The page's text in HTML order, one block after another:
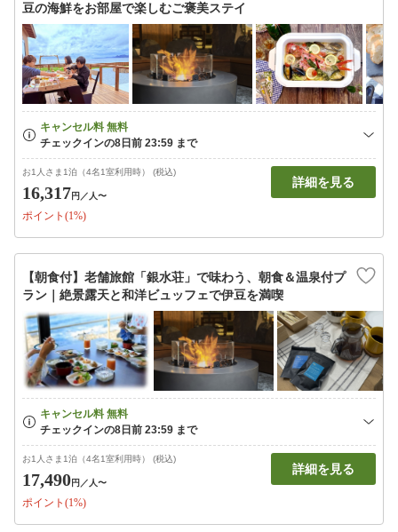
豆の海鮮をお部屋で楽しむご褒美ステイ
お1人さま1泊（4名1室利用時） (税込)
16,317円 ／人〜
ポイント(1%)
詳細を見る
【朝食付】老舗旅館「銀水荘」で味わう、朝食＆温泉付プ
ラン｜絶景露天と和洋ビュッフェで伊豆を満喫
お1人さま1泊（4名1室利用時） (税込)
17,490円 ／人〜
ポイント(1%)
詳細を見る